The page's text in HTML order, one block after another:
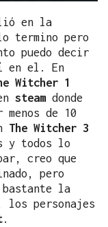
en la
termino pero
puedo decir
en el. En
Witcher 1
steamdonde
de 10
The Witcher 3
y todos lo
creo que
pero
bastante la
personajes
.